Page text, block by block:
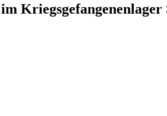
Kriegsgefangenenlager